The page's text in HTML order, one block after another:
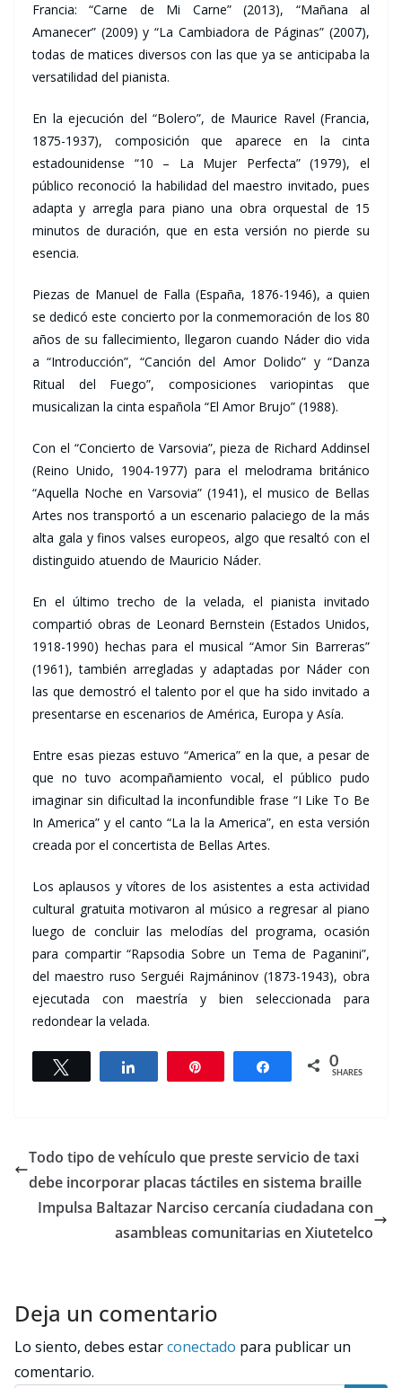
Francia: “Carne de Mi Carne” (2013), “Mañana al
Amanecer” (2009) y “La Cambiadora de Páginas” (2007),
todas de matices diversos con las que ya se anticipaba la
versatilidad del pianista.
En la ejecución del “Bolero”, de Maurice Ravel (Francia,
1875-1937), composición que aparece en la cinta
estadounidense “10 – La Mujer Perfecta” (1979), el
público reconoció la habilidad del maestro invitado, pues
adapta y arregla para piano una obra orquestal de 15
minutos de duración, que en esta versión no pierde su
esencia.
Piezas de Manuel de Falla (España, 1876-1946), a quien
se dedicó este concierto por la conmemoración de los 80
años de su fallecimiento, llegaron cuando Náder dio vida
a “Introducción”, “Canción del Amor Dolido” y “Danza
Ritual del Fuego”, composiciones variopintas que
musicalizan la cinta española “El Amor Brujo” (1988).
Con el “Concierto de Varsovia”, pieza de Richard Addinsel
(Reino Unido, 1904-1977) para el melodrama británico
“Aquella Noche en Varsovia” (1941), el musico de Bellas
Artes nos transportó a un escenario palaciego de la más
alta gala y finos valses europeos, algo que resaltó con el
distinguido atuendo de Mauricio Náder.
En el último trecho de la velada, el pianista invitado
compartió obras de Leonard Bernstein (Estados Unidos,
1918-1990) hechas para el musical “Amor Sin Barreras”
(1961), también arregladas y adaptadas por Náder con
las que demostró el talento por el que ha sido invitado a
presentarse en escenarios de América, Europa y Asía.
Entre esas piezas estuvo “America” en la que, a pesar de
que no tuvo acompañamiento vocal, el público pudo
imaginar sin dificultad la inconfundible frase “I Like To Be
In America” y el canto “La la la America”, en esta versión
creada por el concertista de Bellas Artes.
Los aplausos y vítores de los asistentes a esta actividad
cultural gratuita motivaron al músico a regresar al piano
luego de concluir las melodías del programa, ocasión
para compartir “Rapsodia Sobre un Tema de Paganini”,
del maestro ruso Serguéi Rajmáninov (1873-1943), obra
ejecutada con maestría y bien seleccionada para
redondear la velada.
Share 0
SHARES
Todo tipo de vehículo que preste servicio de taxi
debe incorporar placas táctiles en sistema braille
Impulsa Baltazar Narciso cercanía ciudadana con
asambleas comunitarias en Xiutetelco
Deja un comentario
Lo siento, debes estarconectado para publicar un
comentario.